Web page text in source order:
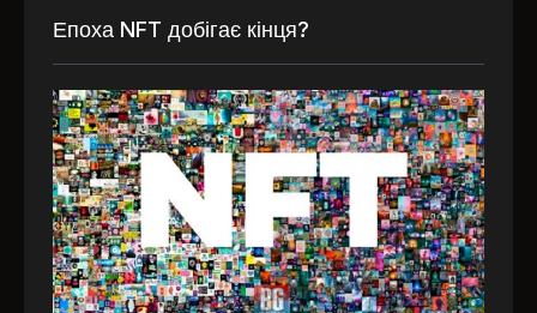
Епоха NFT добігає кінця?